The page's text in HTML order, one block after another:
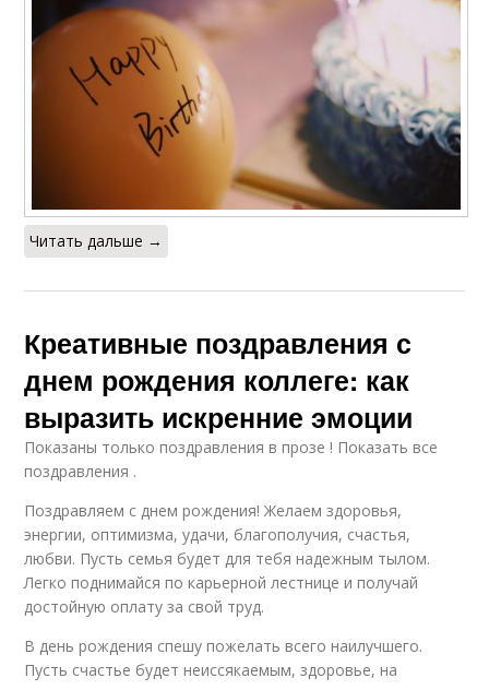
Читать дальше →
Креативные поздравления с
днем рождения коллеге: как
выразить искренние эмоции
Показаны только поздравления в прозе ! Показать все
поздравления .
Поздравляем с днем рождения! Желаем здоровья,
энергии, оптимизма, удачи, благополучия, счастья,
любви. Пусть семья будет для тебя надежным тылом.
Легко поднимайся по карьерной лестнице и получай
достойную оплату за свой труд.
В день рождения спешу пожелать всего наилучшего.
Пусть счастье будет неиссякаемым, здоровье, на